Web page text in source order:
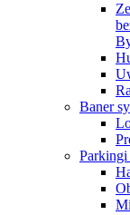
Baner